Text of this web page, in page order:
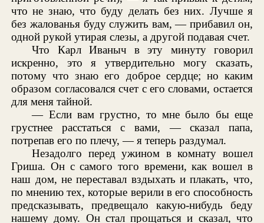
что не знаю, что буду делать без них. Лучше я
без жалованья буду служить вам, — прибавил он,
одной рукой утирая слезы, а другой подавая счет.
Что Карл Иваныч в эту минуту говорил
искренно, это я утвердительно могу сказать,
потому что знаю его доброе сердце; но каким
образом согласовался счет с его словами, остается
для меня тайной.
— Если вам грустно, то мне было бы еще
грустнее расстаться с вами, — сказал папа,
потрепав его по плечу, — я теперь раздумал.
Незадолго перед ужином в комнату вошел
Гриша. Он с самого того времени, как вошел в
наш дом, не переставал вздыхать и плакать, что,
по мнению тех, которые верили в его способность
предсказывать, предвещало какую-нибудь беду
нашему дому. Он стал прощаться и сказал, что